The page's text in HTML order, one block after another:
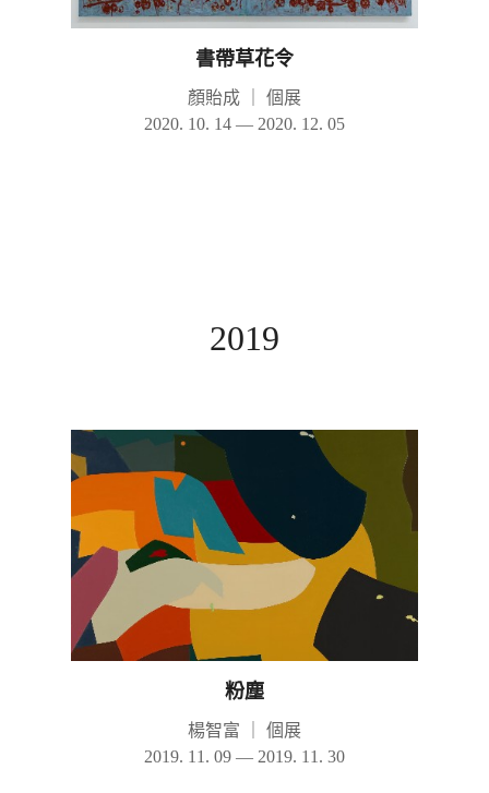
書帶草花令
顏貽成
個展
2020. 10. 14 — 2020. 12. 05
2019
粉塵
楊智富
個展
2019. 11. 09 — 2019. 11. 30